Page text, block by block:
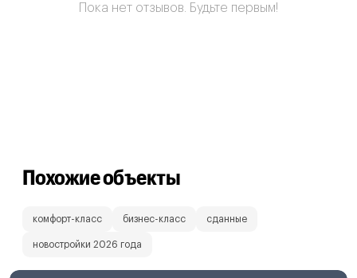
Пока нет отзывов. Будьте первым!
Похожие объекты
комфорт-класс бизнес-класс сданные
новостройки 2026 года